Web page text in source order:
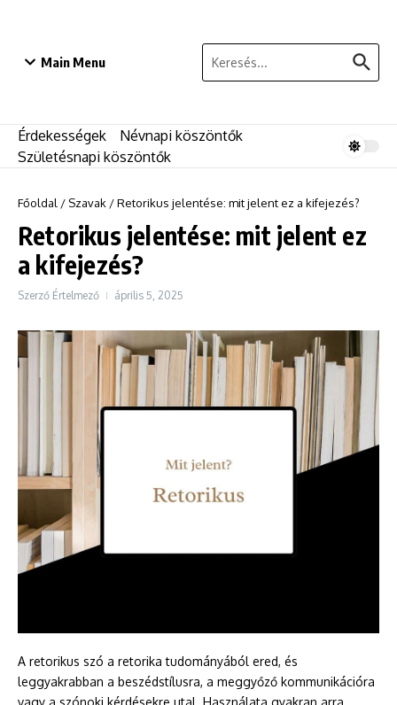
Main Menu
Keresés:
Érdekességek
Névnapi köszöntők
Születésnapi köszöntők
Főoldal / Szavak /Retorikus jelentése: mit jelent ez a kifejezés?
Retorikus jelentése: mit jelent ez
a kifejezés?
Szerző Értelmező április 5, 2025
A retorikus szó a retorika tudományából ered, és
leggyakrabban a beszédstílusra, a meggyőző kommunikációra
vagy a szónoki kérdésekre utal. Használata gyakran arra